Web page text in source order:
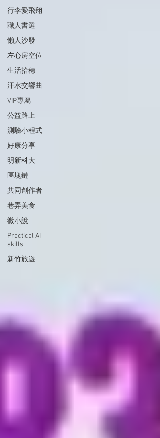
行李愛飛翔
職人書選
懶人沙發
左心房空位
生活拾穗
汗水交響曲
VIP專屬
公益路上
測驗小程式
好康分享
明新科大
區塊鏈
共同創作者
巷弄美食
微小說
Practical AI
skills
新竹旅遊